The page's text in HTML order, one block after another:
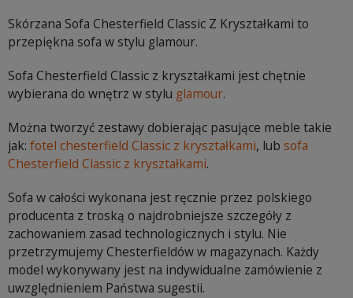
Skórzana Sofa Chesterfield Classic Z Kryształkami to
przepiękna sofa w stylu glamour.
Sofa Chesterfield Classic z kryształkami jest chętnie
wybierana do wnętrz w stylu glamour.
Można tworzyć zestawy dobierając pasujące meble takie
jak: fotel chesterfield Classic z kryształkami, lub sofa
Chesterfield Classic z kryształkami.
Sofa w całości wykonana jest ręcznie przez polskiego
producenta z troską o najdrobniejsze szczegóły z
zachowaniem zasad technologicznych i stylu. Nie
przetrzymujemy Chesterfieldów w magazynach. Każdy
model wykonywany jest na indywidualne zamówienie z
uwzględnieniem Państwa sugestii.